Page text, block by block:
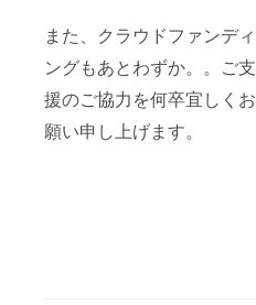
また、クラウドファンディ
ングもあとわずか。。ご支
援のご協力を何卒宜しくお
願い申し上げます。